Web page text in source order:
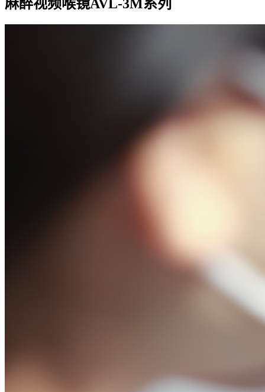
麻醉视频喉镜AVL-3M系列